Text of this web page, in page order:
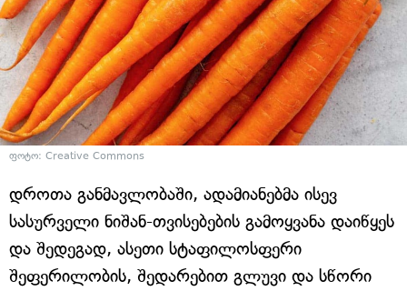
ფოტო: Creative Commons
დროთა განმავლობაში, ადამიანებმა ისევ
სასურველი ნიშან-თვისებების გამოყვანა დაიწყეს
და შედეგად, ასეთი სტაფილოსფერი
შეფერილობის, შედარებით გლუვი და სწორი